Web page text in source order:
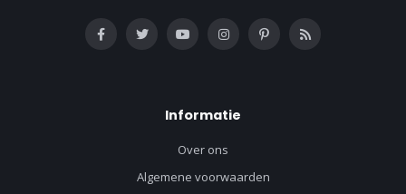
Informatie
Over ons
Algemene voorwaarden